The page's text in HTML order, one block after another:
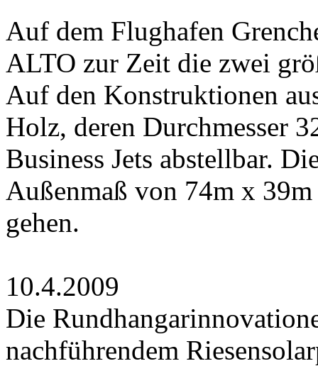
Auf dem Flughafen
ALTO zur Zeit die zwei
Auf den Konstruktionen
Holz, deren Durchmesser
Business Jets abstellbar.
Außenmaß von 74m x
gehen.
10.4.2009
Die
nachführendem